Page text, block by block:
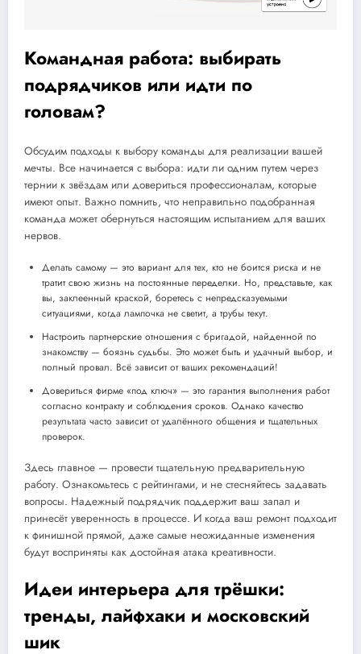
Командная работа: выбирать
подрядчиков или идти по
головам?
Обсудим подходы к выбору команды для реализации вашей
мечты. Все начинается с выбора: идти ли одним путем через
тернии к звёздам или довериться профессионалам, которые
имеют опыт. Важно помнить, что неправильно подобранная
команда может обернуться настоящим испытанием для ваших
нервов.
Делать самому — это вариант для тех, кто не боится риска и не
тратит свою жизнь на постоянные переделки. Но, представьте, как
вы, заклеенный краской, боретесь с непредсказуемыми
ситуациями, когда лампочка не светит, а трубы текут.
Настроить партнерские отношения с бригадой, найденной по
знакомству — боязнь судьбы. Это может быть и удачный выбор, и
полный провал. Всё зависит от ваших рекомендаций!
Довериться фирме «под ключ» — это гарантия выполнения работ
согласно контракту и соблюдения сроков. Однако качество
результата часто зависит от удалённого общения и тщательных
проверок.
Здесь главное — провести тщательную предварительную
работу. Ознакомьтесь с рейтингами, и не стесняйтесь задавать
вопросы. Надежный подрядчик поддержит ваш запал и
принесёт уверенность в процессе. И когда ваш ремонт подходит
к финишной прямой, даже самые неожиданные изменения
будут восприняты как достойная атака креативности.
Идеи интерьера для трёшки:
тренды, лайфхаки и московский
шик